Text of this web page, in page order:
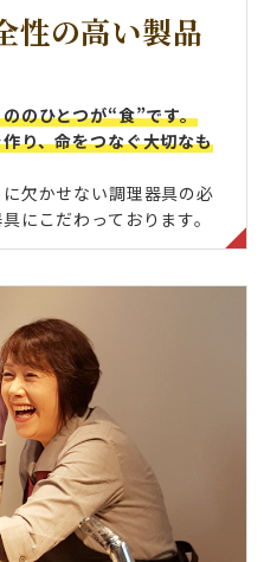
性の高い製品
のひとつが“食”です。
り、命をつなぐ大切なも
欠かせない調理器具の必
にこだわっております。